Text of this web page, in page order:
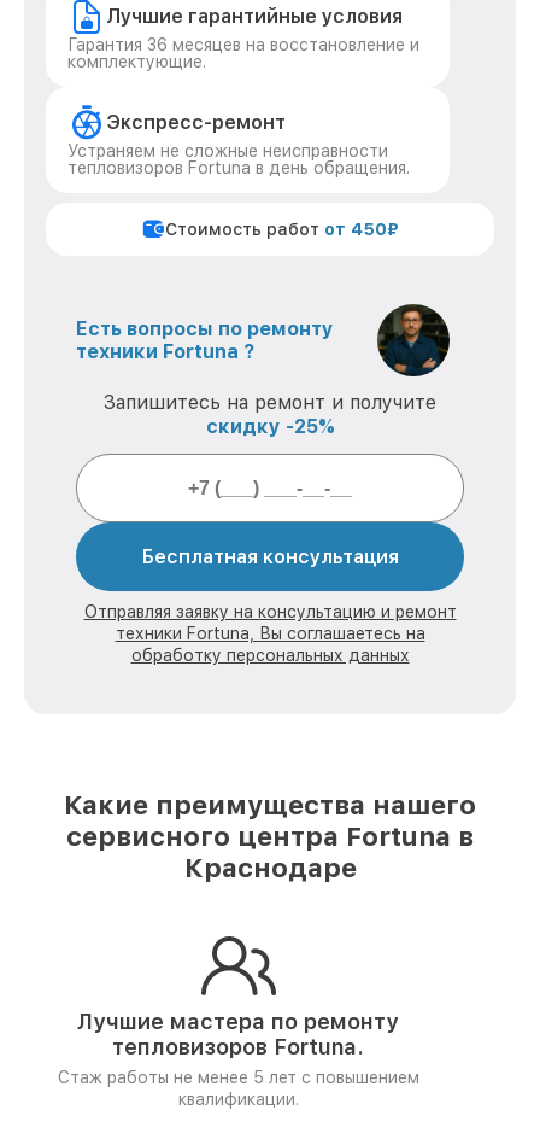
Лучшие гарантийные условия
Гарантия 36 месяцев на восстановление и
комплектующие.
Экспресс-ремонт
Устраняем не сложные неисправности
тепловизоров Fortuna в день обращения.
Стоимость работ от 450₽
Есть вопросы по ремонту
техники Fortuna ?
Запишитесь на ремонт и получите
скидку -25%
Бесплатная консультация
Отправляя заявку на консультацию и ремонт
техники Fortuna, Вы соглашаетесь на
обработку персональных данных
Какие преимущества нашего
сервисного центра Fortuna в
Краснодаре
Лучшие мастера по ремонту
тепловизоров Fortuna.
Стаж работы не менее 5 лет с повышением
квалификации.